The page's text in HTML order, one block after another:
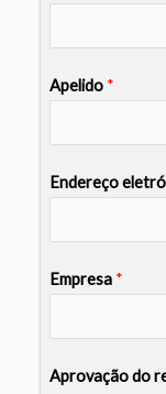
Apelido *
Endereço
Empresa *
Aprovação do